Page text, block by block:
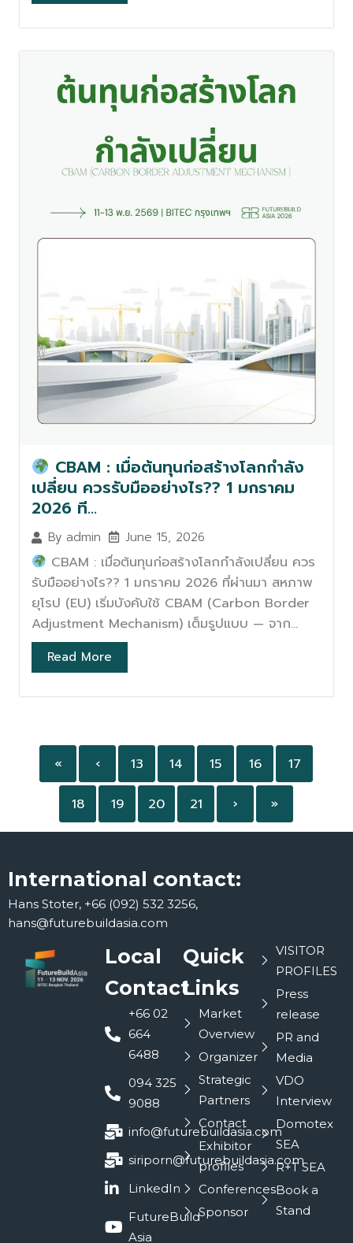
CBAM : เมื่อต้นทุนก่อสร้างโลกกำลัง
เปลี่ยน ควรรับมืออย่างไร?? 1 มกราคม
2026 ที…
By admin June 15, 2026
CBAM : เมื่อต้นทุนก่อสร้างโลกกำลังเปลี่ยน ควร
รับมืออย่างไร?? 1 มกราคม 2026 ที่ผ่านมา สหภาพ
ยุโรป (EU) เริ่มบังคับใช้ CBAM (Carbon Border
Adjustment Mechanism) เต็มรูปแบบ — จาก...
Read More
« ‹ 13 14 15 16 17
18 19 20 21 › »
International contact:
Hans Stoter, +66 (092) 532 3256,
hans@futurebuildasia.com
Local
Contact
+66 02
664
6488
094 325
9088
info@futurebuildasia.com
siriporn@futurebuildasia.com
LinkedIn
FutureBuild
Asia
Quick
Links
Market
Overview
Organizer
Strategic
Partners
Contact
Exhibitor
profiles
Conferences
Sponsor
VISITOR
PROFILES
Press
release
PR and
Media
VDO
Interview
Domotex
SEA
R+T SEA
Book a
Stand